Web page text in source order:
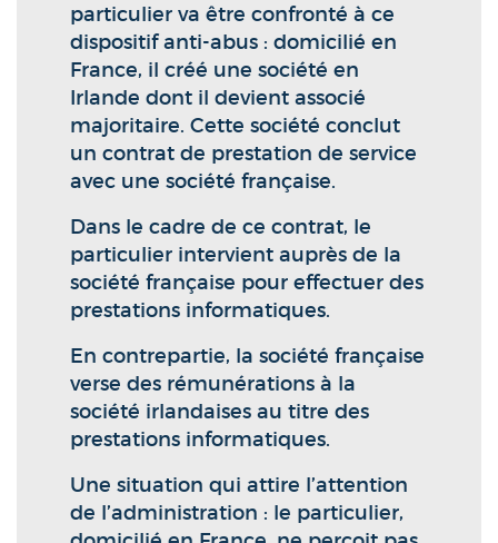
particulier va être confronté à ce
dispositif anti-abus : domicilié en
France, il créé une société en
Irlande dont il devient associé
majoritaire. Cette société conclut
un contrat de prestation de service
avec une société française.
Dans le cadre de ce contrat, le
particulier intervient auprès de la
société française pour effectuer des
prestations informatiques.
En contrepartie, la société française
verse des rémunérations à la
société irlandaises au titre des
prestations informatiques.
Une situation qui attire l’attention
de l’administration : le particulier,